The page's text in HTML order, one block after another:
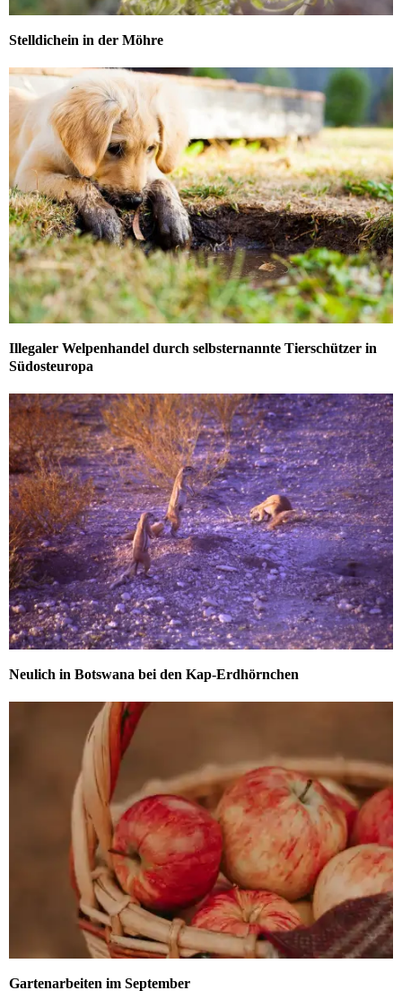
Stelldichein in der Möhre
Illegaler Welpenhandel durch selbsternannte Tierschützer in
Südosteuropa
Neulich in Botswana bei den Kap-Erdhörnchen
Gartenarbeiten im September